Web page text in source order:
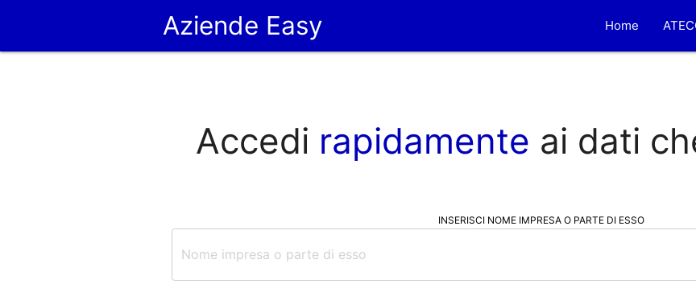
Aziende Easy Home
Accedi rapidamente ai dati
INSERISCI NOME IMPRESA O PARTE DI ESSO